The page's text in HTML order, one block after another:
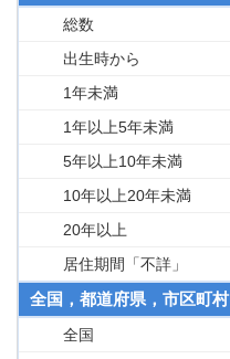
総数
出生時から
1年未満
1年以上5年未満
5年以上10年未満
10年以上20年未満
20年以上
居住期間「不詳」
全国，都道府県，市区町村
全国